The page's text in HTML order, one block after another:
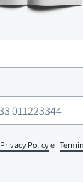
Privacy Policye i